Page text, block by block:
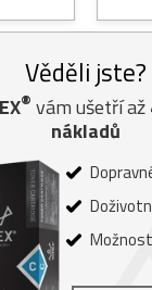
Věděli jste?
® vám ušetří až
nákladů